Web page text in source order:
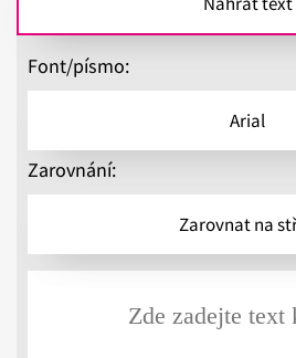
Font/písmo:
Zarovnání: